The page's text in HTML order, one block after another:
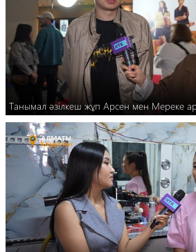
Танымал әзілкеш жұп Арсен мен Мереке